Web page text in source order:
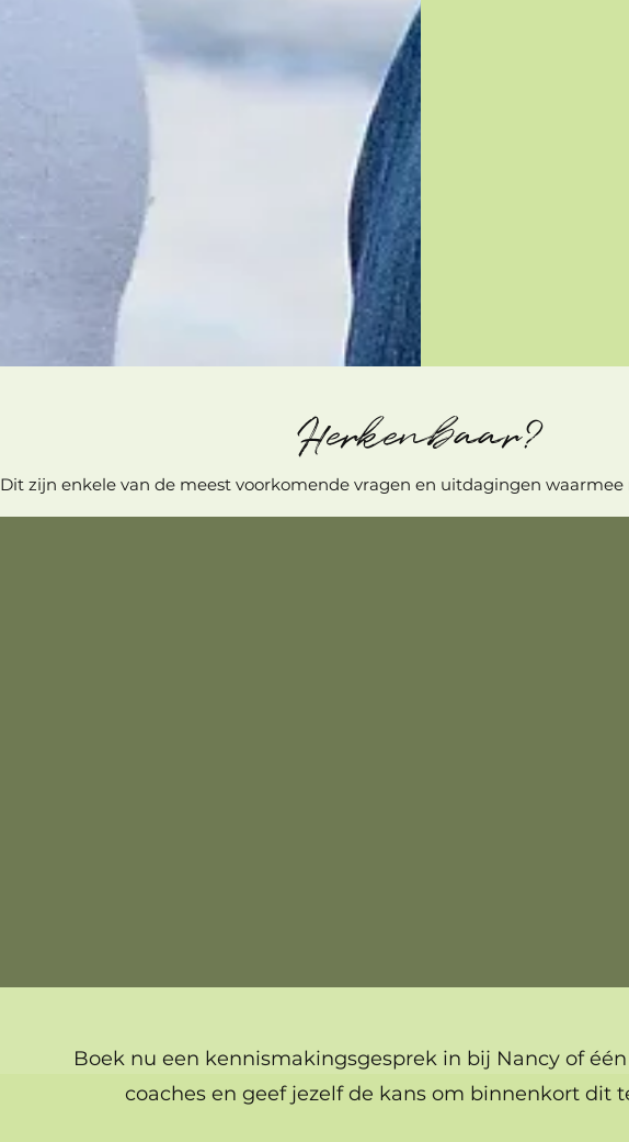
Herkenbaar?
Dit zijn enkele van de meest voorkomende vragen en uitdagingen
Boek nu een kennismakingsgesprek in bij Nancy of
coaches en geef jezelf de kans om binnenkort dit